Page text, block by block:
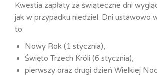
Kwestia zapłaty za świąteczne dni
jak w przypadku niedziel. Dni ustawowo
to:
Nowy Rok (1 stycznia),
Święto Trzech Króli (6 stycznia),
pierwszy oraz drugi dzień Wielkiej